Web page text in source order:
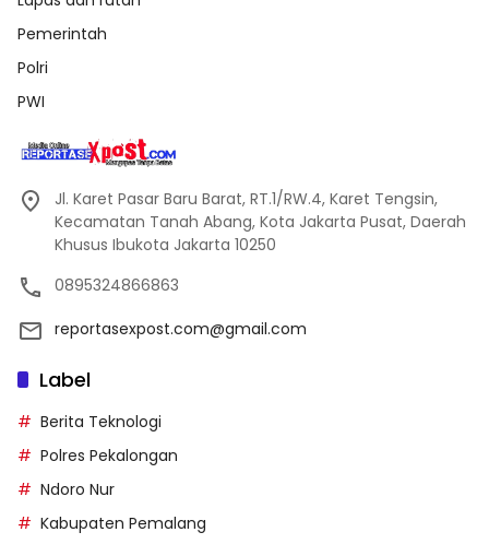
Pemerintah
Polri
PWI
Jl. Karet Pasar Baru Barat, RT.1/RW.4, Karet Tengsin,
Kecamatan Tanah Abang, Kota Jakarta Pusat, Daerah
Khusus Ibukota Jakarta 10250
0895324866863
reportasexpost.com@gmail.com
Label
Berita Teknologi
Polres Pekalongan
Ndoro Nur
Kabupaten Pemalang